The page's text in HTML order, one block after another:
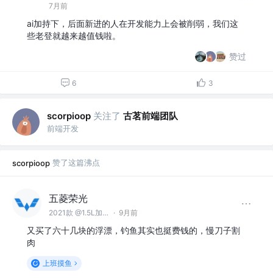
7月前
ai加持下，后面新进的人在开发能力上会被削弱，我们这
些老登就越来越值钱啦。
赞过
6 3
scorpioop 关注了 古茗前端团队
前端开发
scorpioop 赞了这篇沸点
五菱荣光
2021款 @1.5L加长基本型封窗车5座L3C · 9月前
又买了六十几块的浮漂，钓鱼其实也挺费钱的，慢刀子割
肉
上班摸鱼